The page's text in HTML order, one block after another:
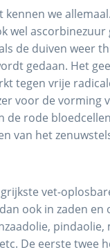
kennen we
wel ascorbinezuur
de duiven weer
gedaan. Het
tegen vrije
voor de vorming
de rode
van het
vet-
ook in zaden en
pindaolie,
De eerste twee